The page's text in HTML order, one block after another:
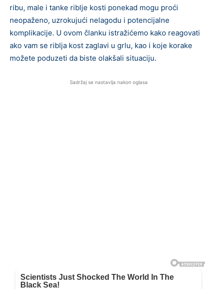
ribu, male i tanke riblje kosti ponekad mogu proći
neopaženo, uzrokujući nelagodu i potencijalne
komplikacije. U ovom članku istražićemo kako reagovati
ako vam se riblja kost zaglavi u grlu, kao i koje korake
možete poduzeti da biste olakšali situaciju.
Sadržaj se nastavlja nakon oglasa